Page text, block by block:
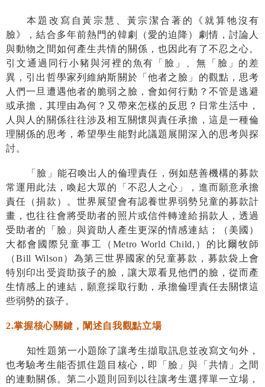
本題改寫自黃宗慧、黃宗潔合著的《就算牠沒有
臉》，結合多年前熱門的韓劇（愛的迫降）劇情，討論人
與動物之間如何產生共情的關係，也因此有了不忍之心。
引文通過同行小豬與河裡的魚有「臉」、無「臉」的差
異，引出哲學家列維納斯關於「他者之臉」的觀點，思考
人們一旦遭遇他者的脆弱之臉，會如何行動？不管是逃避
或承擔，其理由為何？又帶來怎樣的反思？日常生活中，
人與人的關係往往涉及相互關懷與責任承擔，這是一種倫
理關係的思考，希望學生能對此議題展開深入的思考與探
討。
「臉」能召喚出人的倫理責任，例如慈善機構的募款
常運用此法，喚起大眾的「不忍人之心」，進而願意承擔
責任（捐款）。世界展望會有認養世界弱勢兒童的募款計
畫，也往往會將受助者的照片或信件轉達給捐款人，透過
受助者的「臉」與資助人產生更深的情感連結；（美國）
大都會國際兒童事工（ Metro World Child, ）的比爾牧師
（Bill Wilson ）為第三世界國家的兒童募款，募款袋上會
特別印出受資助孩子的臉，讓大眾看見他們的臉，從而產
生情感上的連結，願意採取行動，承擔倫理責任去關懷這
些弱勢的孩子。
2.掌握核心關鍵，闡述自我觀點立場
知性題第一小題除了讓考生擷取訊息並改寫文句外，
也考驗考生能否抓住題目核心，即「臉」與「共情」之間
的連動關係。第二小題則回到以往讓考生選擇單一立場，